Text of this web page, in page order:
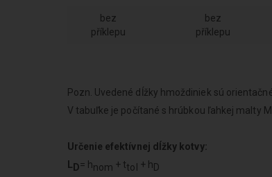
bez
příklepu
bez
příklepu
Pozn. Uvedené dĺžky hmoždiniek sú
V tabuľke je počítané s hrúbkou ľahkej malty
Určenie efektívnej dĺžky kotvy:
L D= hnom + ttol + hD